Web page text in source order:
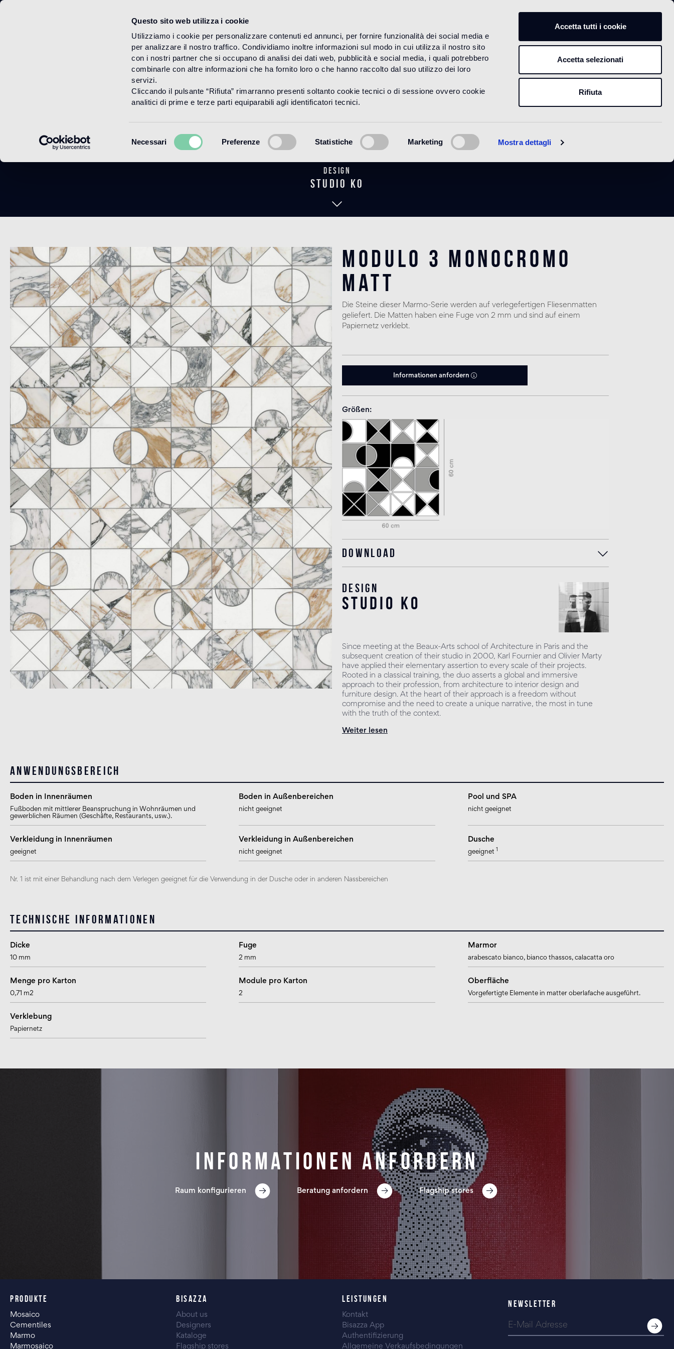
Questo sito web utilizza i cookie
Utilizziamo i cookie per personalizzare contenuti ed annunci, per fornire funzionalità dei social media e
per analizzare il nostro traffico. Condividiamo inoltre informazioni sul modo in cui utilizza il nostro sito
con i nostri partner che si occupano di analisi dei dati web, pubblicità e social media, i quali potrebbero
combinarle con altre informazioni che ha fornito loro o che hanno raccolto dal suo utilizzo dei loro
servizi.
Cliccando il pulsante “Rifiuta” rimarranno presenti soltanto cookie tecnici o di sessione ovvero cookie
analitici di prime e terze parti equiparabili agli identificatori tecnici.
del
Necessari Preferenze Statistiche Marketing Mostra dettagli
Accetta tutti i cookie
Accetta selezionati
Rifiuta
HOME PRODUKTE MARMO COLLEZIONE STUDIO KO
Modulo 3 monocromo matt
Design
studio KO
Modulo 3 monocromo
matt
Die Steine dieser Marmo-Serie werden auf verlegefertigen Fliesenmatten
geliefert. Die Matten haben eine Fuge von 2 mm und sind auf einem
Papiernetz verklebt.
Informationen anfordern
Größen
Download
Design
studio KO
Since meeting at the Beaux-Arts school of Architecture in Paris and the
subsequent creation of their studio in 2000, Karl Fournier and Olivier Marty
have applied their elementary assertion to every scale of their projects.
Rooted in a classical training, the duo asserts a global and immersive
approach to their profession, from architecture to interior design and
furniture design. At the heart of their approach is a freedom without
compromise and the need to create a unique narrative, the most in tune
with the truth of the context.
Weiter lesen
Anwendungsbereich
Boden in Innenräumen
Fußboden mit mittlerer Beanspruchung in Wohnräumen und
gewerblichen Räumen (Geschäfte, Restaurants, usw.).
Boden in Außenbereichen
nicht geeignet
Pool und SPA
nicht geeignet
Verkleidung in Innenräumen
geeignet
Verkleidung in Außenbereichen
nicht geeignet
Dusche
geeignet
Nr. 1 ist mit einer Behandlung nach dem Verlegen geeignet für die Verwendung in der Dusche oder in anderen Nassbereichen
Technische Informationen
Dicke
10 mm
Fuge
2 mm
Marmor
arabescato bianco, bianco thassos, calacatta oro
Menge pro Karton
0,71 m2
Module pro Karton
2
Oberfläche
Vorgefertigte Elemente in matter oberlafache ausgeführt.
Verklebung
Papiernetz
Informationen anfordern
Raum konfigurieren Beratung anfordern Flagship stores
PRODUKTE
Mosaico
Cementiles
Marmo
Marmosaico
BISAZZA
About us
Designers
Kataloge
Flagship stores
LEISTUNGEN
Kontakt
Bisazza App
Authentifizierung
Allgemeine Verkaufsbedingungen
NEWSLETTER